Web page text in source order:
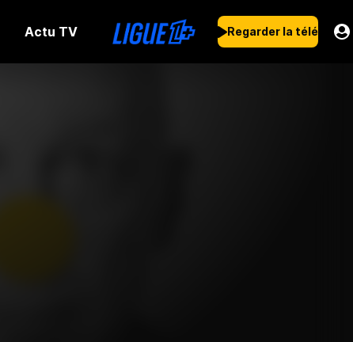
Actu TV Regarder la télé